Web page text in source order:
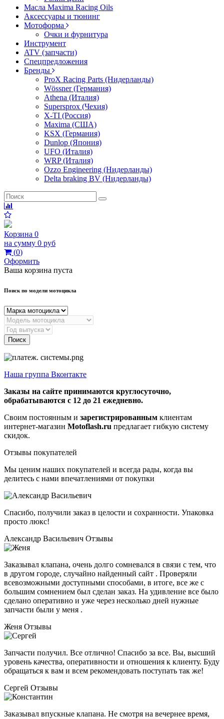
Масла Maxima Racing Oils
Аксессуары и тюнинг
Мотоформа
Очки и фурнитура
Инструмент
ATV (запчасти)
Спецпредложения
Бренды
ProX Racing Parts (Нидерланды)
Wössner (Германия)
Athena (Италия)
Supersprox (Чехия)
X-TI (Россия)
Maxima (США)
KSX (Германия)
Dunlop (Япония)
UFO (Италия)
WRP (Италия)
Ozzo Engineering (Нидерланды)
Delta braking BV (Нидерланды)
Корзина 0
на сумму 0 руб
(0)
Оформить
Ваша корзина пуста
Поиск по модели мотоцикла
Поиск
Наша группа Вконтакте
Заказы на сайте принимаются круглосуточно,
обрабатываются с 12 до 21 ежедневно.
Своим постоянным и зарегистрированным клиентам
интернет-магазин Motoflash.ru предлагает гибкую систему
скидок.
Отзывы покупателей
Мы ценим наших покупателей и всегда рады, когда вы
делитесь с нами впечатлениями от покупки
Спасибо, получили заказ в целости и сохранности. Упаковка
просто люкс!
Александр Васильевич Отзывы
Заказывал клапана, очень долго сомневался в связи с тем, что
в другом городе, случайно найденный сайт . Проверяли
всевозможными доступными способами, в итоге, все же с
большим сомнением был сделан заказ. На удивление все было
сделано оперативно и уже через несколько дней нужные
запчасти были у меня .
Женя Отзывы
Запчасти получил. Все отлично! Спасибо за все. Вы, высший
уровень качества, оперативности и отношения к клиенту. Буду
обращаться к вам и всем рекомендовать поступать так же!
Сергей Отзывы
Заказывал впускные клапана. Не смотря на вечернее время,